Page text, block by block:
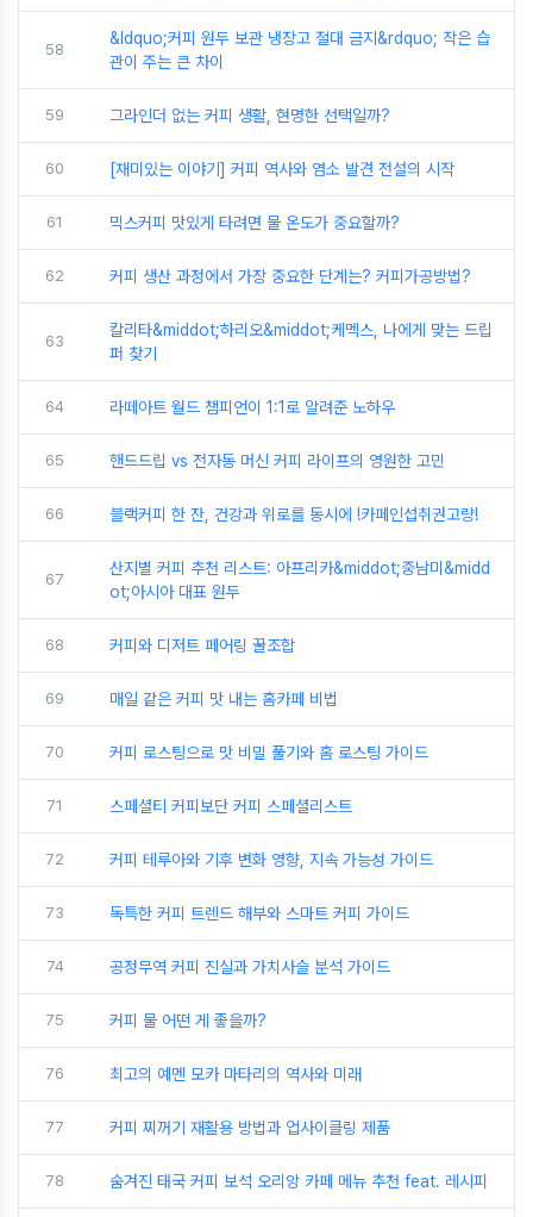
58
&ldquo;커피 원두 보관 냉장고 절대 금지&rdquo; 작은 습
관이 주는 큰 차이
59 그라인더 없는 커피 생활, 현명한 선택일까?
60 [재미있는 이야기] 커피 역사와 염소 발견 전설의 시작
61 믹스커피 맛있게 타려면 물 온도가 중요할까?
62 커피 생산 과정에서 가장 중요한 단계는? 커피가공방법?
63
칼리타&middot;하리오&middot;케멕스, 나에게 맞는 드립
퍼 찾기
64 라떼아트 월드 챔피언이 1:1로 알려준 노하우
65 핸드드립 vs 전자동 머신 커피 라이프의 영원한 고민
66 블랙커피 한 잔, 건강과 위로를 동시에 !카페인섭취권고량!
67
산지별 커피 추천 리스트: 아프리카&middot;중남미&midd
ot;아시아 대표 원두
68 커피와 디저트 페어링 꿀조합
69 매일 같은 커피 맛 내는 홈카페 비법
70 커피 로스팅으로 맛 비밀 풀기와 홈 로스팅 가이드
71 스페셜티 커피보단 커피 스페셜리스트
72 커피 테루아와 기후 변화 영향, 지속 가능성 가이드
73 독특한 커피 트렌드 해부와 스마트 커피 가이드
74 공정무역 커피 진실과 가치사슬 분석 가이드
75 커피 물 어떤 게 좋을까?
76 최고의 예멘 모카 마타리의 역사와 미래
77 커피 찌꺼기 재활용 방법과 업사이클링 제품
78 숨겨진 태국 커피 보석 오리앙 카페 메뉴 추천 feat. 레시피